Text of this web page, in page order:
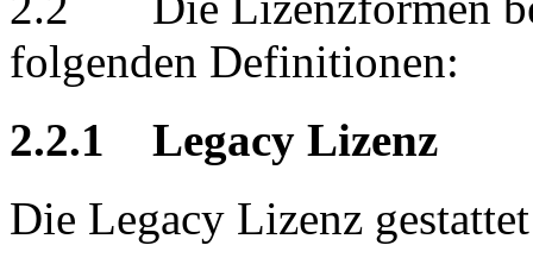
folgenden Definitionen:
2.2.1 Legacy Lizenz
Die Legacy Lizenz